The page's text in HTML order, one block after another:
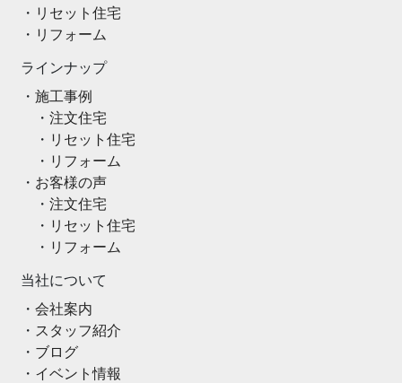
リセット住宅
リフォーム
ラインナップ
施工事例
注文住宅
リセット住宅
リフォーム
お客様の声
注文住宅
リセット住宅
リフォーム
当社について
会社案内
スタッフ紹介
ブログ
イベント情報